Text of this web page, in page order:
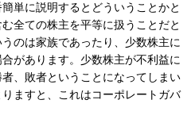
単に説明するとどういうことかと
全ての株主を平等に扱うことだと
のは家族であったり、少数株主に
があります。少数株主が不利益に
、敗者ということになってしまい
ますと、これはコーポレートガバ